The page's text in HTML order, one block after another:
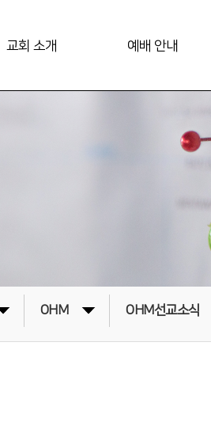
교회 소개 예배 안내
OHM OHM선교소식